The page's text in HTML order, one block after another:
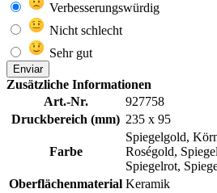
Verbesserungswürdig
Nicht schlecht
Sehr gut
Enviar
Zusätzliche Informationen
Art.-Nr.
927758
Druckbereich (mm) 235 x 95
Farbe
Spiegelgold,
Roségold,
Spiegelrot,
Oberflächenmaterial Keramik